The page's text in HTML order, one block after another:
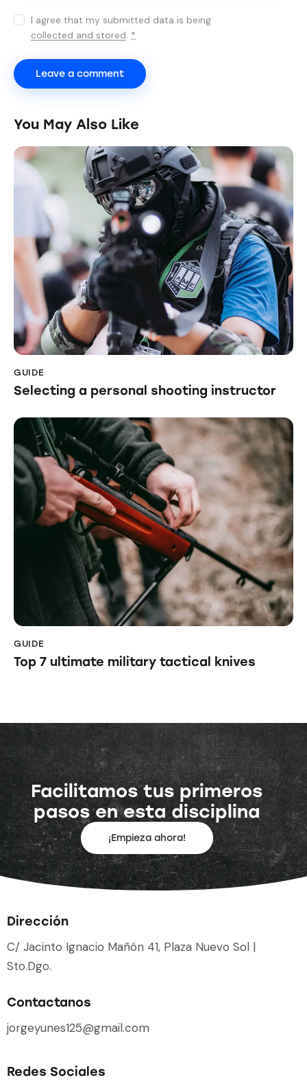
I agree that my submitted data is being
collected and stored. *
You May Also Like
GUIDE
Selecting a personal shooting instructor
GUIDE
Top 7 ultimate military tactical knives
Facilitamos tus primeros
pasos en esta disciplina
¡Empieza ahora!
Dirección
C/ Jacinto Ignacio Mañón 41, Plaza Nuevo Sol |
Sto.Dgo.
Contactanos
jorgeyunes125@gmail.com
Redes Sociales